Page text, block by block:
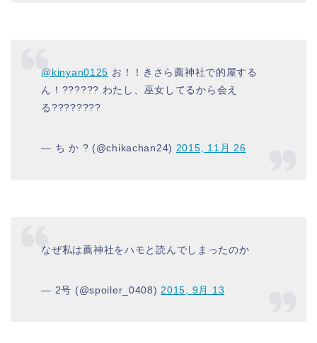
@kinyan0125 お！！きさら薦神社で的屋する
ん！?????? わたし、巫女してるから会え
る????????
— ち か ? (@chikachan24) 2015, 11月 26
なぜ私は薦神社をハモと読んでしまったのか
— 2号 (@spoiler_0408) 2015, 9月 13